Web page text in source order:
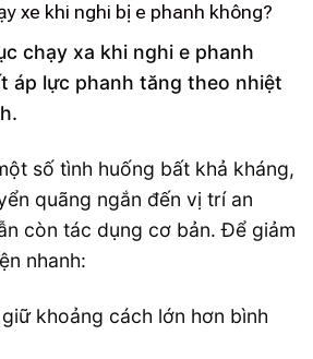
xe khi nghi bị e phanh không?
chạy xa khi nghi e phanh
áp lực phanh tăng theo nhiệt
số tình huống bất khả kháng,
quãng ngắn đến vị trí an
còn tác dụng cơ bản. Để giảm
nhanh:
khoảng cách lớn hơn bình